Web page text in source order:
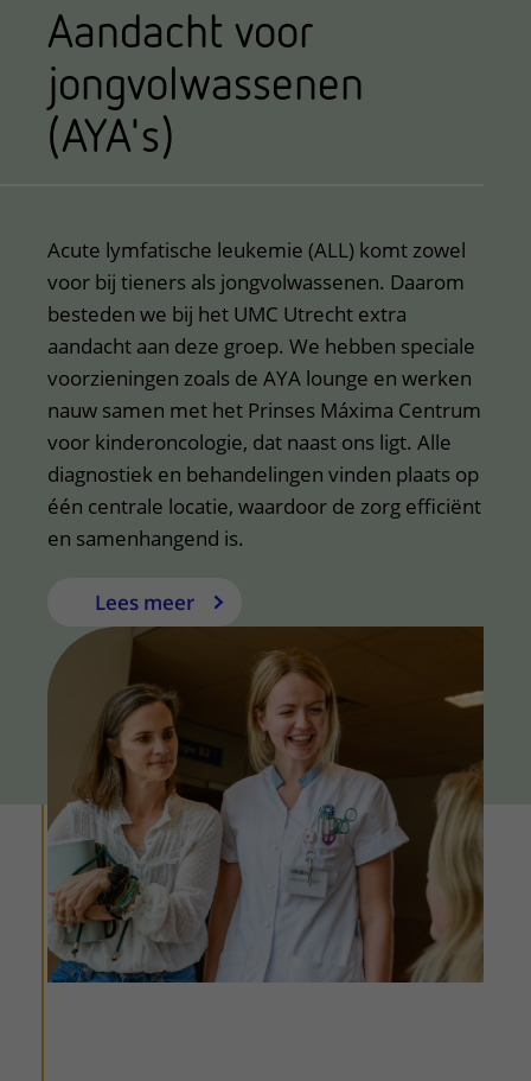
Aandacht voor
jongvolwassenen
(AYA's)
Acute lymfatische leukemie (ALL) komt zowel
voor bij tieners als jongvolwassenen. Daarom
besteden we bij het UMC Utrecht extra
aandacht aan deze groep. We hebben speciale
voorzieningen zoals de AYA lounge en werken
nauw samen met het Prinses Máxima Centrum
voor kinderoncologie, dat naast ons ligt. Alle
diagnostiek en behandelingen vinden plaats op
één centrale locatie, waardoor de zorg efficiënt
en samenhangend is.
Lees meer